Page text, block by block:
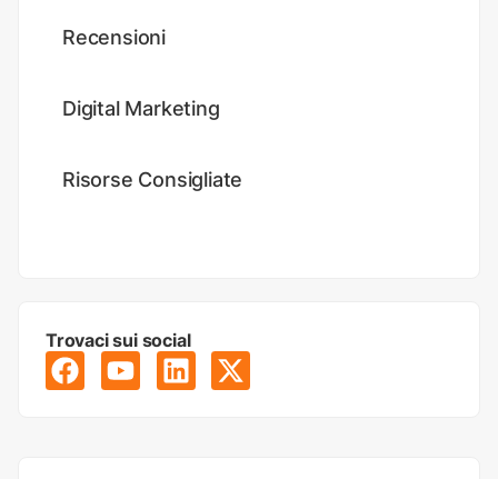
Recensioni
Digital Marketing
Risorse Consigliate
Trovaci sui social